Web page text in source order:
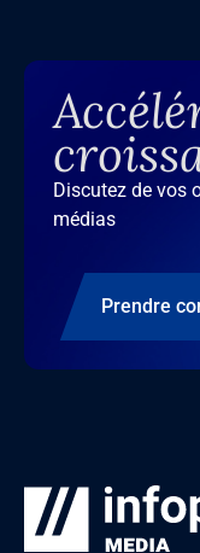
Discutez de vos
médias
Prendre